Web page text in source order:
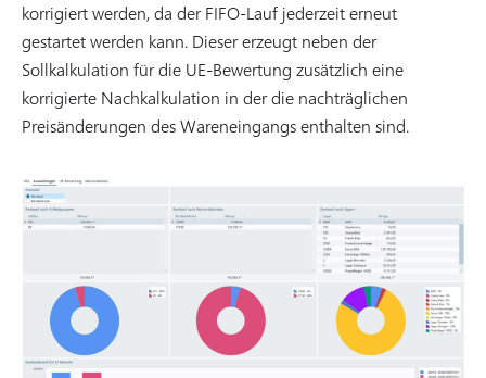
korrigiert werden, da der FIFO-Lauf jederzeit erneut
gestartet werden kann. Dieser erzeugt neben der
Sollkalkulation für die UE-Bewertung zusätzlich eine
korrigierte Nachkalkulation in der die nachträglichen
Preisänderungen des Wareneingangs enthalten sind.